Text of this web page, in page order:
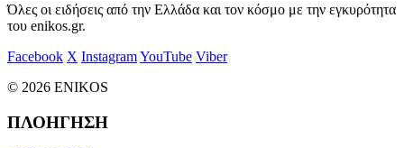
Όλες οι ειδήσεις από την Ελλάδα και τον κόσμο με την εγκυρότητα
του enikos.gr.
Facebook X InstagramYouTube Viber
© 2026 ENIKOS
ΠΛΟΗΓΗΣΗ